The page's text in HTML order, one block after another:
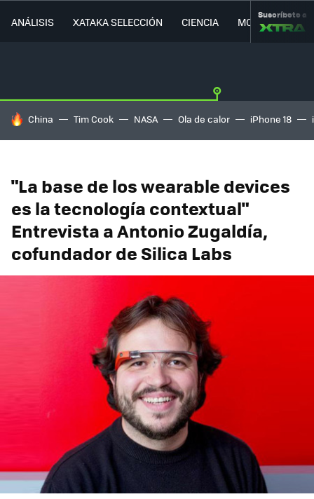
ANÁLISIS XATAKA SELECCIÓN CIENCIA MOVILIDAD
Suscríbete a
HOY SE HABLA DE
China Tim Cook NASA Ola de calor iPhone 18
"La base de los wearable devices
es la tecnología contextual"
Entrevista a Antonio Zugaldía,
cofundador de Silica Labs